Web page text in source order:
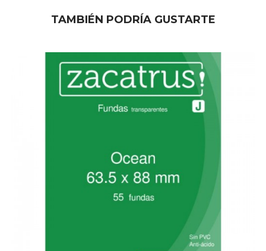
TAMBIÉN PODRÍA GUSTARTE